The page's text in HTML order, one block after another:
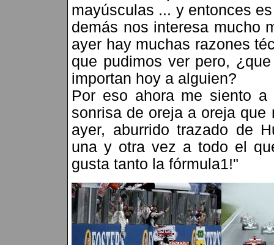
mayúsculas ... y entonces
demás nos interesa mucho
ayer hay muchas razones
que pudimos ver pero,
importan hoy a alguien?
Por eso ahora me siento
sonrisa de oreja a oreja
ayer, aburrido trazado de
una y otra vez a todo el
gusta tanto la fórmula1!"